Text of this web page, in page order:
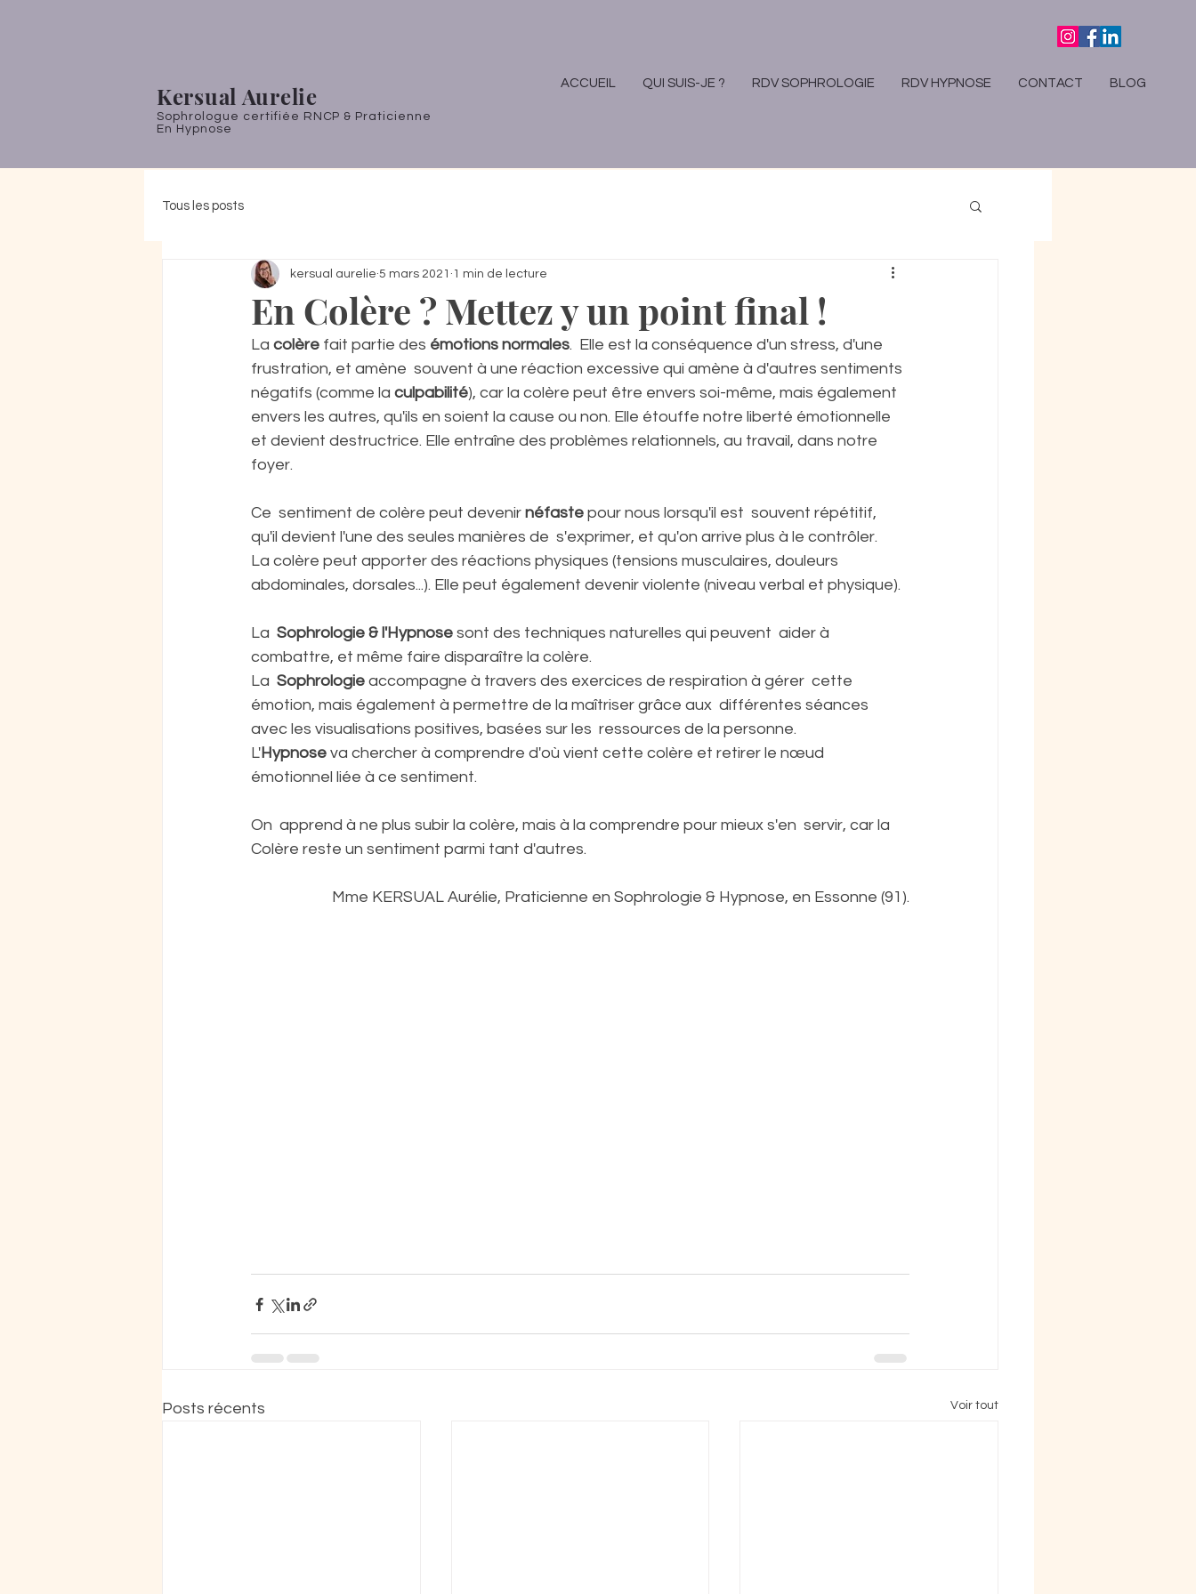
Kersual Aurelie
Sophrologue certifiée RNCP & Praticienne
En Hypnose
ACCUEIL QUI SUIS-JE ? RDV SOPHROLOGIE RDV HYPNOSE CONTACT BLOG
Tous les posts
En Colère ? Mettez y un point final !
kersual aurelie 5 mars 2021 1 min de lecture
La colère fait partie des émotions normales.  Elle est la conséquence d'un stress, d'une
frustration, et amène  souvent à une réaction excessive qui amène à d'autres sentiments
négatifs (comme la culpabilité), car la colère peut être envers soi-même, mais également
envers les autres, qu'ils en soient la cause ou non. Elle étouffe notre liberté émotionnelle
et devient destructrice. Elle entraîne des problèmes relationnels, au travail, dans notre
foyer.
Ce  sentiment de colère peut devenir néfaste pour nous lorsqu'il est  souvent répétitif,
qu'il devient l'une des seules manières de  s'exprimer, et qu'on arrive plus à le contrôler.
La colère peut apporter des réactions physiques (tensions musculaires, douleurs
abdominales, dorsales...). Elle peut également devenir violente (niveau verbal et physique).
La Sophrologie & l'Hypnose sont des techniques naturelles qui peuvent  aider à
combattre, et même faire disparaître la colère.
La Sophrologie accompagne à travers des exercices de respiration à gérer  cette
émotion, mais également à permettre de la maîtriser grâce aux  différentes séances
avec les visualisations positives, basées sur les  ressources de la personne.
L'Hypnose va chercher à comprendre d'où vient cette colère et retirer le nœud
émotionnel liée à ce sentiment.
On  apprend à ne plus subir la colère, mais à la comprendre pour mieux s'en  servir, car la
Colère reste un sentiment parmi tant d'autres.
Mme KERSUAL Aurélie, Praticienne en Sophrologie & Hypnose, en Essonne (91).
Posts récents Voir tout